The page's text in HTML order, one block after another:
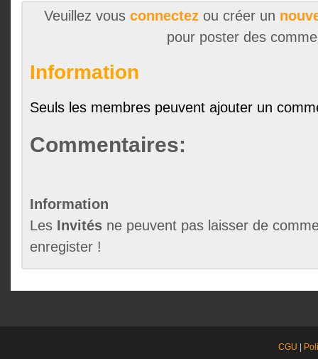
Veuillez vous connectezou créer un
pour poster des
Information
Seuls les membres peuvent ajouter un
Commentaires:
Information
Les Invités ne peuvent pas laisser de
enregister !
CGU